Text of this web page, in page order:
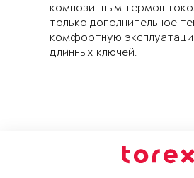
композитным
только дополнительное
комфортную
длинных ключей.